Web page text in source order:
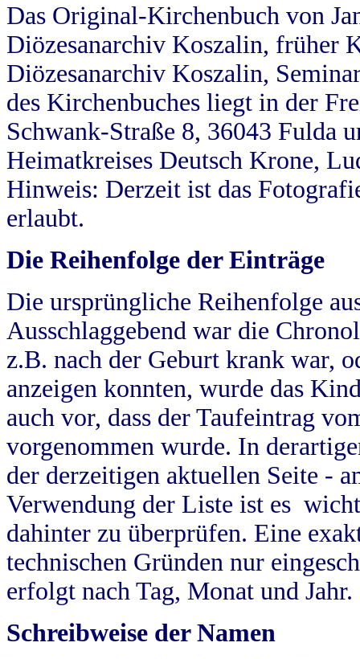
Das Original-Kirchenbuch von
Diözesanarchiv Koszalin, früher
Diözesanarchiv Koszalin,
des Kirchenbuches liegt in der
Schwank-Straße 8, 36043 Fulda
Heimatkreises Deutsch Krone,
Hinweis: Derzeit ist das
erlaubt.
Die Reihenfolge der Einträge
Die ursprüngliche Reihenfolge
Ausschlaggebend war die
z.B. nach der Geburt krank war,
anzeigen konnten, wurde das
auch vor, dass der Taufeintrag
vorgenommen wurde. In
der derzeitigen aktuellen Seite -
Verwendung der Liste ist es
dahinter zu überprüfen. Eine
technischen Gründen nur
erfolgt nach Tag, Monat und Jahr.
Schreibweise der Namen